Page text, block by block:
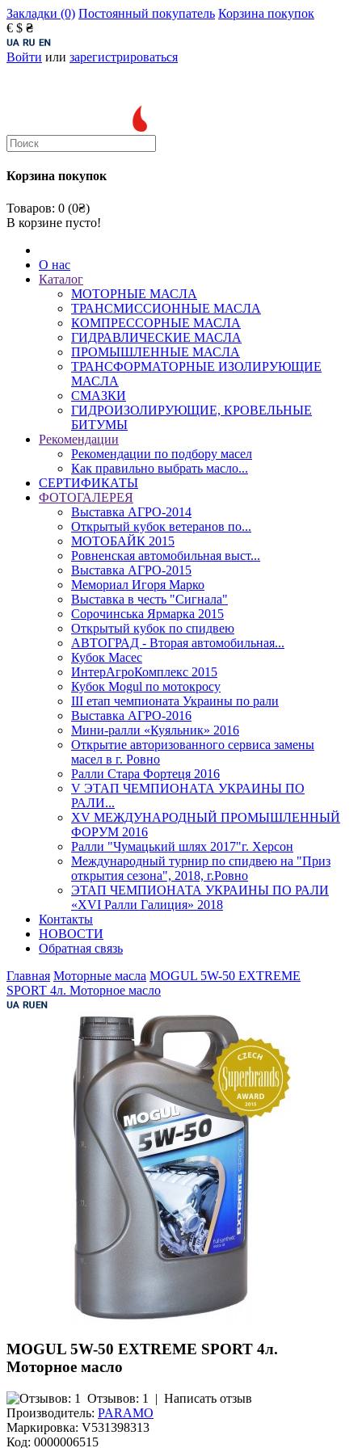
Закладки (0) Постоянный покупатель Корзина покупок
€ $ ₴
Войти или зарегистрироваться
Корзина покупок
Товаров: 0 (0₴)
В корзине пусто!
О нас
Каталог
МОТОРНЫЕ МАСЛА
ТРАНСМИССИОННЫЕ МАСЛА
КОМПРЕССОРНЫЕ МАСЛА
ГИДРАВЛИЧЕСКИЕ МАСЛА
ПРОМЫШЛЕННЫЕ МАСЛА
ТРАНСФОРМАТОРНЫЕ ИЗОЛИРУЮЩИЕ
МАСЛА
СМАЗКИ
ГИДРОИЗОЛИРУЮЩИЕ, КРОВЕЛЬНЫЕ
БИТУМЫ
Рекомендации
Рекомендации по подбору масел
Как правильно выбрать масло...
СЕРТИФИКАТЫ
ФОТОГАЛЕРЕЯ
Выставка АГРО-2014
Открытый кубок ветеранов по...
МОТОБАЙК 2015
Ровненская автомобильная выст...
Выставка АГРО-2015
Мемориал Игоря Марко
Выставка в честь "Сигнала"
Сорочинська Ярмарка 2015
Открытый кубок по спидвею
АВТОГРАД - Вторая автомобильная...
Кубок Масес
ИнтерАгроКомплекс 2015
Кубок Mogul по мотокросу
ІІІ етап чемпионата Украины по рали
Выставка АГРО-2016
Мини-ралли «Куяльник» 2016
Открытие авторизованного сервиса замены
масел в г. Ровно
Ралли Стара Фортеця 2016
V ЭТАП ЧЕМПИОНАТА УКРАИНЫ ПО
РАЛИ...
XV МЕЖДУНАРОДНЫЙ ПРОМЫШЛЕННЫЙ
ФОРУМ 2016
Ралли "Чумацький шлях 2017"г. Херсон
Международный турнир по спидвею на "Приз
открытия сезона", 2018, г.Ровно
ЭТАП ЧЕМПИОНАТА УКРАИНЫ ПО РАЛИ
«XVI Ралли Галиция» 2018
Контакты
НОВОСТИ
Обратная связь
Главная Моторные масла MOGUL 5W-50 EXTREME
SPORT 4л. Моторное масло
MOGUL 5W-50 EXTREME SPORT 4л.
Моторное масло
Отзывов: 1 | Написать отзыв
Производитель: PARAMO
Маркировка: V531398313
Код: 0000006515